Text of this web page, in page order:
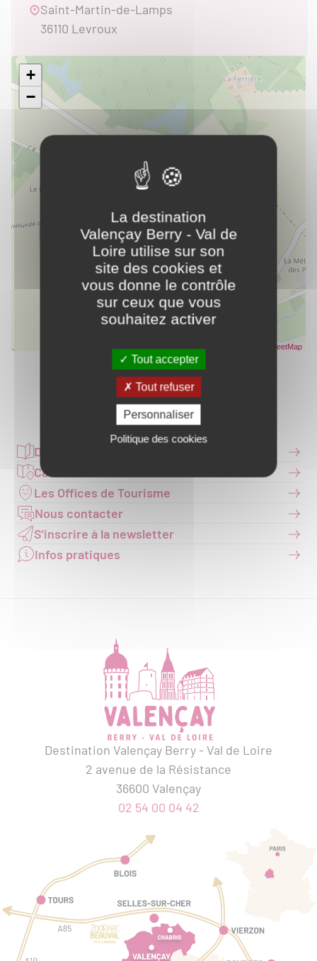
Saint-Martin-de-Lamps
36110 Levroux
+
−
OpenStreetMap
Partager ce contenu
Documentation
Carte interactive
Les Offices de Tourisme
Nous contacter
S'inscrire à la newsletter
Infos pratiques
Destination Valençay Berry - Val de Loire
2 avenue de la Résistance
36600 Valençay
02 54 00 04 42
La destination
Valençay Berry - Val de
Loire utilise sur son
site des cookies et
vous donne le contrôle
sur ceux que vous
souhaitez activer
Tout accepter
Tout refuser
Personnaliser
Politique des cookies